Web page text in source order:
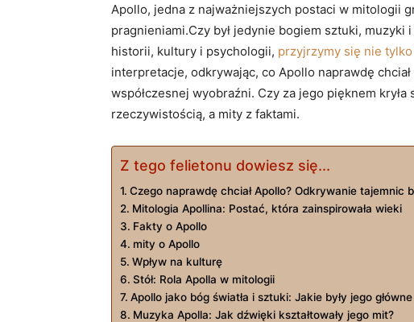
Apollo,​ jedna z najważniejszych postaci⁢ w mitologii
pragnieniami.Czy był jedynie bogiem sztuki,
historii, kultury i psychologii, przyjrzymy się nie
interpretacje, odkrywając, co Apollo naprawdę
‍współczesnej wyobraźni. Czy za jego pięknem
rzeczywistością,‌ a mity z faktami.
Z tego felietonu dowiesz się...
Czego​ naprawdę​ chciał Apollo? Odkrywanie tajemnic
Mitologia Apollina: Postać, która zainspirowała wieki
Fakty o Apollo
mity o Apollo
Wpływ​ na kulturę
Stół: Rola Apolla ‌w ​mitologii
Apollo jako bóg światła i sztuki:‌ Jakie były‍ jego
Muzyka Apolla: Jak dźwięki kształtowały jego ⁢mit?